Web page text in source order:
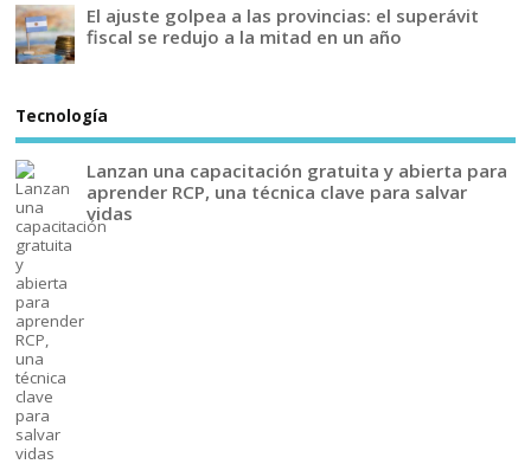
El ajuste golpea a las provincias: el superávit
fiscal se redujo a la mitad en un año
Tecnología
Lanzan una capacitación gratuita y abierta para
aprender RCP, una técnica clave para salvar
vidas